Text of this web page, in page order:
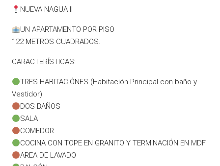
NUEVA NAGUA II
UN APARTAMENTO POR PISO
122 METROS CUADRADOS.
CARACTERÍSTICAS:
TRES HABITACIÓNES (Habitación Principal con baño y
Vestidor)
DOS BAÑOS
SALA
COMEDOR
COCINA CON TOPE EN GRANITO Y TERMINACIÓN EN MDF
AREA DE LAVADO